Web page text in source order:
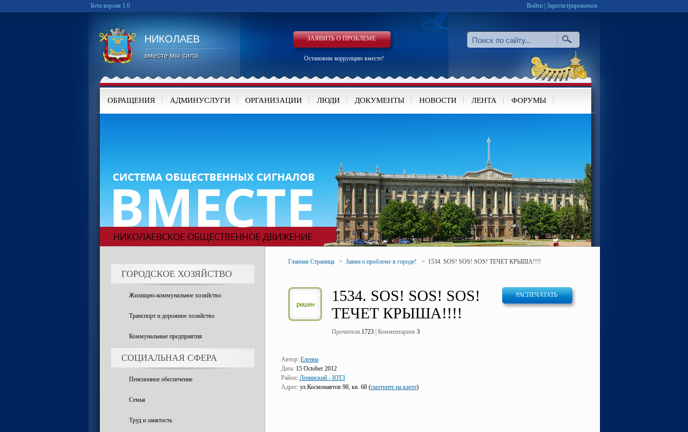
Войти Зарегистрироваться
Бета версия 1.0
НИКОЛАЕВ
вместе мы сила
ЗАЯВИТЬ О ПРОБЛЕМЕ
Остановим коррупцию вместе!
ОБРАЩЕНИЯ АДМИНУСЛУГИ ОРГАНИЗАЦИИ ЛЮДИ ДОКУМЕНТЫ НОВОСТИ ЛЕНТА ФОРУМЫ
ГОРОДСКОЕ ХОЗЯЙСТВО
Жилищно-коммунальное хозяйство
Транспорт и дорожное хозяйство
Коммунальные предприятия
СОЦИАЛЬНАЯ СФЕРА
Пенсионное обеспечение
Семья
Труд и занятость
Главная Страница > Заяви о проблеме в городе! > 1534. SOS! SOS! SOS! ТЕЧЕТ КРЫША!!!!
РАСПЕЧАТАТЬ
1534. SOS! SOS! SOS!
ТЕЧЕТ КРЫША!!!!
Прочитали 1723 | Комментариев 3
Автор: Еленна
Дата: 15 October 2012
Район: Ленинский - ЮТЗ
Адрес: ул.Космонавтов 98, кв. 68 (смотрите на карте)